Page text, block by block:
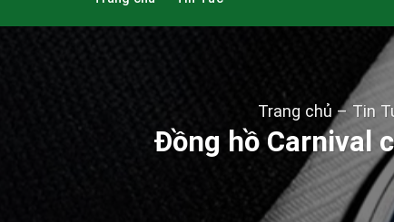
Trang chủ – Tin
Đồng hồ Carnival